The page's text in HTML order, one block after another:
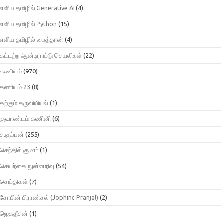
எளிய தமிழில் Generative AI (4)
எளிய தமிழில் Python (15)
எளிய தமிழில் பைத்தான் (4)
கட்டற்ற ஆன்டிராய்டு செயலிகள் (22)
கணியம் (970)
கணியம் 23 (8)
கற்கும் கருவியியல் (1)
குவாண்டம் கணினி (6)
ச.குப்பன் (255)
செந்தில் குமார் (1)
செயற்கை நுன்னறிவு (54)
செய்திகள் (7)
சோபின் பிராண்சல் (Jophine Pranjal) (2)
ஜெகதீசன் (1)